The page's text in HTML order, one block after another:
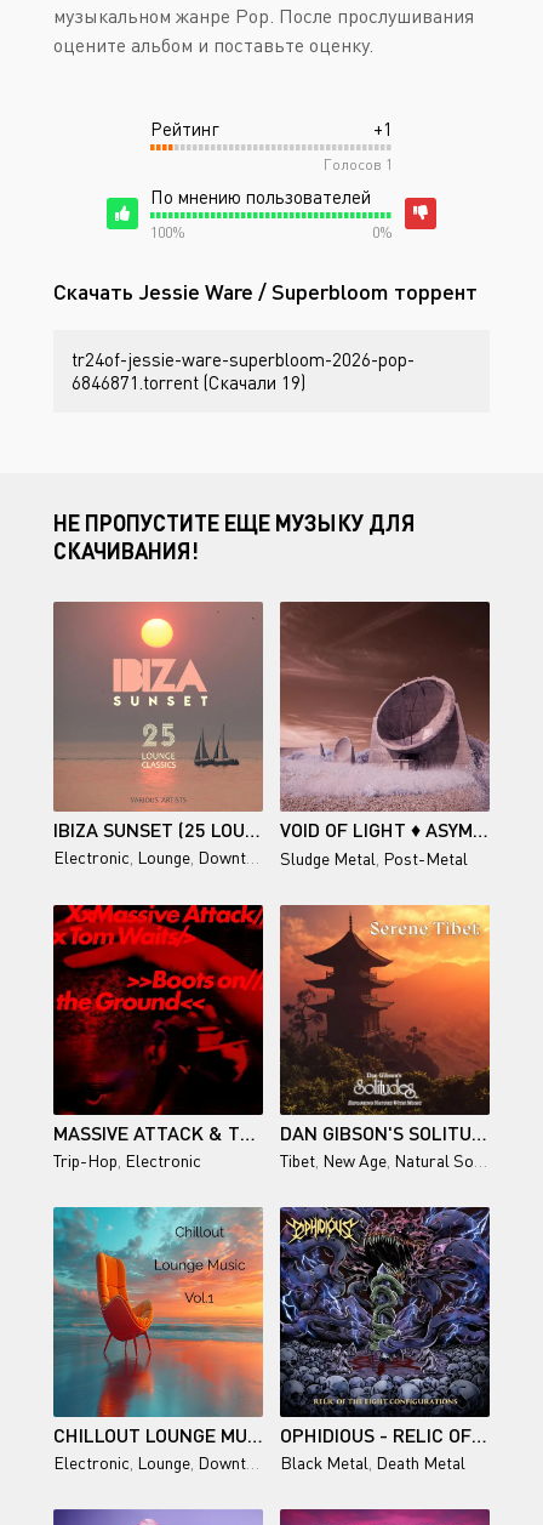
музыкальном жанре Pop. После прослушивания
оцените альбом и поставьте оценку.
Рейтинг +1
Голосов 1
По мнению пользователей
100% 0%
Скачать Jessie Ware / Superbloom торрент
tr24of-jessie-ware-superbloom-2026-pop-
6846871.torrent (Скачали 19)
НЕ ПРОПУСТИТЕ ЕЩЕ МУЗЫКУ ДЛЯ
СКАЧИВАНИЯ!
IBIZA SUNSET (25 LOUNGE CLASSICS)
Electronic Lounge Downtempo ,Chillout
VOID OF LIGHT ♦ ASYMMETRIES
Sludge Metal Post-Metal
MASSIVE ATTACK & TOM WAITS - BOOTS ON THE GROUND [SINGLE]
Trip-Hop Electronic
DAN GIBSON'S SOLITUDES / SERENE TIBET
Tibet New Age Natural Sounds
CHILLOUT LOUNGE MUSIC VOL. 1
Electronic Lounge Downtempo ,Chillout
OPHIDIOUS - RELIC OF THE EIGHT CONFIGURATIONS
Black Metal Death Metal